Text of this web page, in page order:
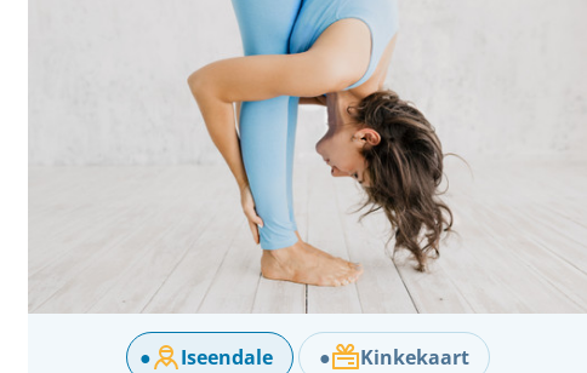
● Iseendale ● Kinkekaart